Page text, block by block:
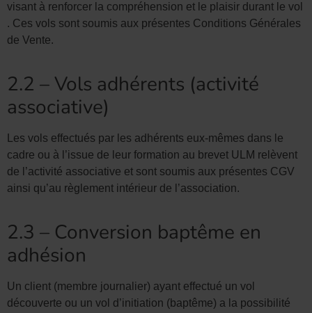
visant à renforcer la compréhension et le plaisir durant le vol
. Ces vols sont soumis aux présentes Conditions Générales
de Vente.
2.2 – Vols adhérents (activité
associative)
Les vols effectués par les adhérents eux-mêmes dans le
cadre ou à l’issue de leur formation au brevet ULM relèvent
de l’activité associative et sont soumis aux présentes CGV
ainsi qu’au règlement intérieur de l’association.
2.3 – Conversion baptême en
adhésion
Un client (membre journalier) ayant effectué un vol
découverte ou un vol d’initiation (baptême) a la possibilité